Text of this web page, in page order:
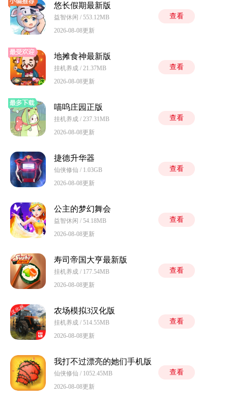
悠长假期最新版
益智休闲 / 553.12MB
2026-08-08更新
查看
地摊食神最新版
挂机养成 / 21.37MB
2026-08-08更新
查看
喵呜庄园正版
挂机养成 / 237.31MB
2026-08-08更新
查看
捷德升华器
仙侠修仙 / 1.03GB
2026-08-08更新
查看
公主的梦幻舞会
益智休闲 / 54.18MB
2026-08-08更新
查看
寿司帝国大亨最新版
挂机养成 / 177.54MB
2026-08-08更新
查看
农场模拟3汉化版
挂机养成 / 514.55MB
2026-08-08更新
查看
我打不过漂亮的她们手机版
仙侠修仙 / 1052.45MB
2026-08-08更新
查看